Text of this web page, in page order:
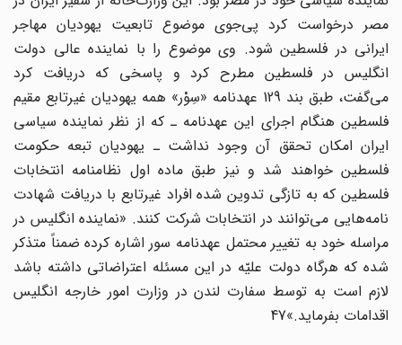
مصر درخواست کرد پی‌جوی موضوع تابعیت یهودیان مهاجر
ایرانی در فلسطین شود. وی موضوع را با نماینده عالی دولت
انگلیس در فلسطین مطرح کرد و پاسخی که دریافت کرد
می‌گفت، طبق بند 129 عهدنامه «سِوْر» همه یهودیان غیرتابع مقیم
فلسطین هنگام اجرای این عهدنامه ـ که از نظر نماینده سیاسی
ایران امکان تحقق آن وجود نداشت ـ یهودیان تبعه حکومت
فلسطین خواهند شد و نیز طبق ماده اول نظامنامه انتخابات
فلسطین که به تازگی تدوین شده افراد غیرتابع با دریافت شهادت
نامه‌هایی می‌توانند در انتخابات شرکت کنند. «نماینده انگلیس در
مراسله خود به تغییر محتمل عهدنامه سور اشاره کرده ضمناً متذکر
شده که هرگاه دولت علیّه در این مسئله اعتراضاتی داشته باشد
لازم است به توسط سفارت لندن در وزارت امور خارجه انگلیس
اقدامات بفرماید.»47